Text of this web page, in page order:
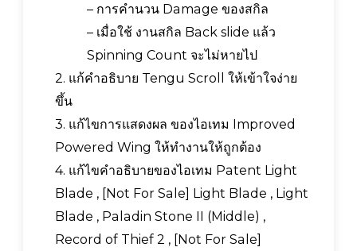
– การคำนวน Damage ของสกิล
– เมื่อใช้ งานสกิล Back slide แล้ว
Spinning Count จะไม่หายไป
2. แก้คำอธิบาย Tengu Scroll ให้เข้าใจง่าย
ขึ้น
3. แก้ไขการแสดงผล ของไอเทม Improved
Powered Wing ให้ทำงานให้ถูกต้อง
4. แก้ไขคำอธิบายของไอเทม Patent Light
Blade , [Not For Sale] Light Blade , Light
Blade , Paladin Stone II (Middle) ,
Record of Thief 2 , [Not For Sale]